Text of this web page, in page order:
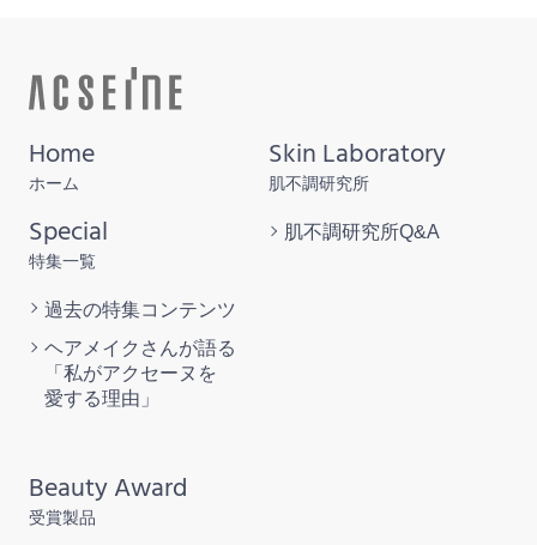
Home
ホーム
Special
特集一覧
過去の特集コンテンツ
ヘアメイクさんが語る
「私がアクセーヌを
愛する理由」
Skin Laboratory
肌不調研究所
肌不調研究所Q&A
Beauty Award
受賞製品